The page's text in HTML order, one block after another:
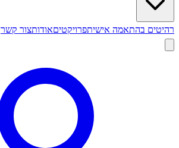
רהיטים בהתאמה אישיתפרויקטיםאודותצור קשר